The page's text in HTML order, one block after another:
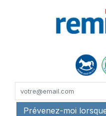
Prévenez-moi